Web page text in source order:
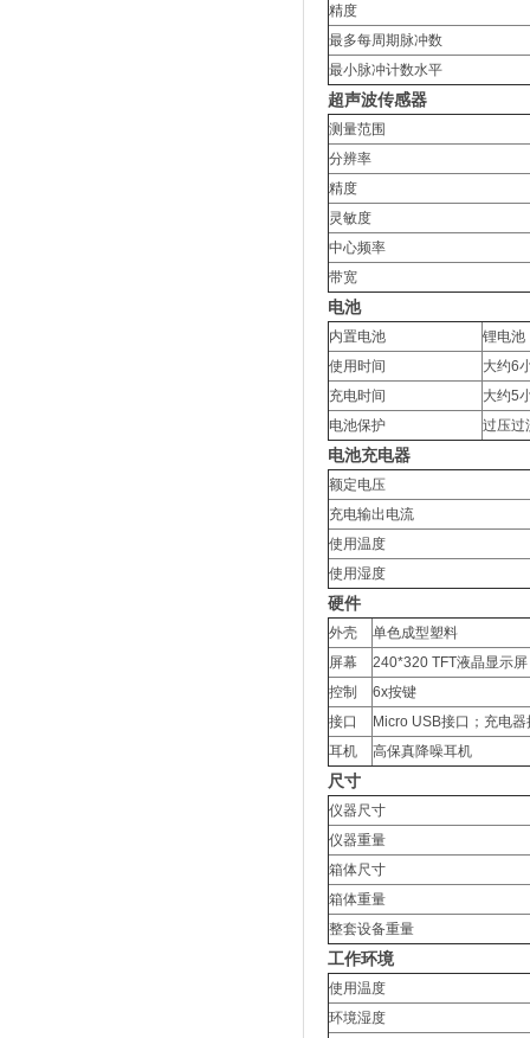
精度
最多每周期脉冲数
最小脉冲计数水平
超声波传感器
测量范围
分辨率
精度
灵敏度
中心频率
带宽
电池
内置电池
锂电池
使用时间
大约6
充电时间
大约5
电池保护
过压过
电池充电器
额定电压
充电输出电流
使用温度
使用湿度
硬件
外壳
单色成型塑料
屏幕
240*320 TFT液晶显示屏
控制
6x按键
接口
Micro USB接口；充电
耳机
高保真降噪耳机
尺寸
仪器尺寸
仪器重量
箱体尺寸
箱体重量
整套设备重量
工作环境
使用温度
环境湿度